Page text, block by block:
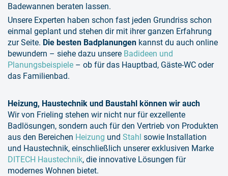
Badewannen beraten lassen.
Unsere Experten haben schon fast jeden Grundriss schon
einmal geplant und stehen dir mit ihrer ganzen Erfahrung
zur Seite. Die besten Badplanungen kannst du auch online
bewundern – siehe dazu unsere Badideen und
Planungsbeispiele – ob für das Hauptbad, Gäste-WC oder
das Familienbad​.
Heizung, Haustechnik und Baustahl können wir auch
Wir von Frieling stehen wir nicht nur für exzellente
Badlösungen, sondern auch für den Vertrieb von Produkten
aus den Bereichen Heizung und Stahl sowie Installation
und Haustechnik, einschließlich unserer exklusiven Marke
DITECH Haustechnik, die innovative Lösungen für
modernes Wohnen bietet.